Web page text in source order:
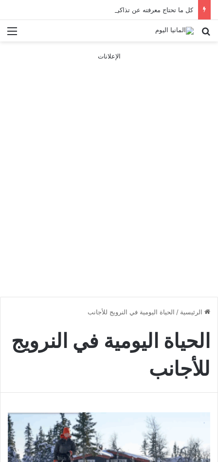
كل ما تحتاج معرفته عن تذاكر ووسائل النقل في باريس 2025
بحث عن
الإعلانات
الرئيسية / الحياة اليومية في النرويج للأجانب
الحياة اليومية في النرويج
للأجانب